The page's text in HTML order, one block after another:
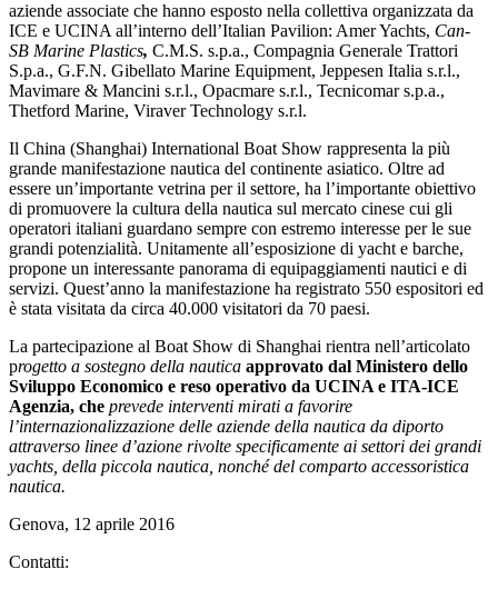
aziende associate che hanno esposto nella collettiva organizzata da
ICE e UCINA all’interno dell’Italian Pavilion: Amer Yachts, Can-
SB Marine Plastics, C.M.S. s.p.a., Compagnia Generale Trattori
S.p.a., G.F.N. Gibellato Marine Equipment, Jeppesen Italia s.r.l.,
Mavimare & Mancini s.r.l., Opacmare s.r.l., Tecnicomar s.p.a.,
Thetford Marine, Viraver Technology s.r.l.
Il China (Shanghai) International Boat Show rappresenta la più
grande manifestazione nautica del continente asiatico. Oltre ad
essere un’importante vetrina per il settore, ha l’importante obiettivo
di promuovere la cultura della nautica sul mercato cinese cui gli
operatori italiani guardano sempre con estremo interesse per le sue
grandi potenzialità. Unitamente all’esposizione di yacht e barche,
propone un interessante panorama di equipaggiamenti nautici e di
servizi. Quest’anno la manifestazione ha registrato 550 espositori ed
è stata visitata da circa 40.000 visitatori da 70 paesi.
La partecipazione al Boat Show di Shanghai rientra nell’articolato
progetto a sostegno della nautica approvato dal Ministero dello
Sviluppo Economico e reso operativo da UCINA e ITA-ICE
Agenzia, che prevede interventi mirati a favorire
l’internazionalizzazione delle aziende della nautica da diporto
attraverso linee d’azione rivolte specificamente ai settori dei grandi
yachts, della piccola nautica, nonché del comparto accessoristica
nautica.
Genova, 12 aprile 2016
Contatti: